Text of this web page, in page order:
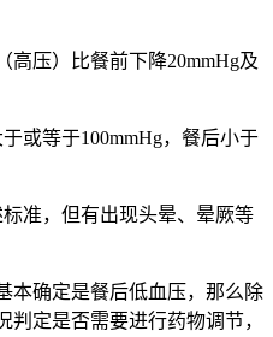
高压）比餐前下降20mmHg及
或等于100mmHg，餐后小于
准，但有出现头晕、晕厥等
本确定是餐后低血压，那么除
定是否需要进行药物调节，